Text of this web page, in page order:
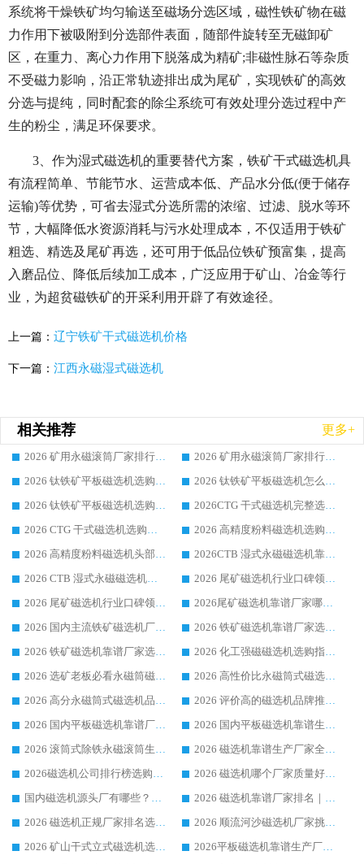
系统将干燥铁矿均匀输送至磁场分选区域，磁性铁矿物在磁
力作用下被吸附到分选部件表面，随部件旋转至无磁卸矿
区，在重力、离心力作用下脱落成为精矿;非磁性脉石等杂质
不受磁力影响，沿正常轨迹排出成为尾矿，实现铁矿的高效
分选与提纯，同时配套的除尘系统可有效处理分选过程中产
生的粉尘，满足环保要求。
3、作为湿式磁选机的重要替代方案，铁矿干式磁选机具
有流程简单、节能节水、运营成本低、产品水分低(便于储存
运输)等优势，可省去湿式分选所需的浓缩、过滤、脱水等环
节，大幅降低水资源消耗与污水处理成本，不仅适用于铁矿
粗选、精选及尾矿再选，还可用于低品位铁矿预富集，提高
入磨品位、降低后续加工成本，广泛应用于矿山、冶金等行
业，为超贫磁铁矿的开采利用开辟了有效途径。
上一篇： 辽宁铁矿干式磁选机价格
下一篇： 江西永磁湿式磁选机
相关推荐 更多+
2026 矿用永磁滚筒厂家排行榜选购干货指南 行业口碑标杆华体会手机网页版-华体会(中国) 实力出众
2026 矿用永磁滚筒厂家排行榜选购指南，行业口碑领域强者华体会手机网页版-华体会(中国)
2026 钛铁矿平板磁选机选购全攻略 市场公认优质品牌厂家实力排行榜
2026 钛铁矿平板磁选机怎么选 靠谱生产企业实力排行榜选购参考攻略
2026 钛铁矿平板磁选机选购指南 行业口碑优选品牌生产企业实力排行榜
2026CTG 干式磁选机完整选购指南 行业口碑顶尖靠谱生产龙头厂家实力推荐
2026 CTG 干式磁选机选购指南|行业口碑靠谱生产厂家领域强者推荐
2026 高精度粉料磁选机选购全攻略 行业优质品牌华体会手机网页版-华体会(中国) 实力深度解析
2026 高精度粉料磁选机头部厂家选购指南 行业口碑靠谱品牌推荐 领域强者华体会手机网页版-华体会(中国) 解析
2026CTB 湿式永磁磁选机靠谱厂家实力排行榜 铁矿选矿设备采购全流程选购指南
2026 CTB 湿式永磁磁选机选购指南|行业口碑良好品牌推荐，领域强者华体会手机网页版-华体会(中国)
2026 尾矿磁选机行业口碑领域强者，源头直供国内主流厂家华体会手机网页版-华体会(中国) 一站式服务
2026 尾矿磁选机行业口碑领域强者，源头直供国内主流厂家华体会手机网页版-华体会(中国) 一站式服务
2026尾矿磁选机靠谱厂家哪家好 行业口碑领域强者华体会手机网页版-华体会(中国) 推荐
2026 国内主流铁矿磁选机厂家选购指南|行业口碑好品牌推荐，领域强者华体会手机网页版-华体会(中国)
2026 铁矿磁选机靠谱厂家选购全攻略 行业标杆华体会手机网页版-华体会(中国) 设备性价比出众
2026 铁矿磁选机靠谱厂家选购指南，领域强者华体会手机网页版-华体会(中国) 铁矿磁选机性价比高
2026 化工强磁磁选机选购指南 5 家行业口碑靠谱厂家领域强者推荐
2026 选矿老板必看永磁筒磁选机推荐 行业头部品牌口碑设备选购全攻略
2026 高性价比永磁筒式磁选机品牌盘点 行业强者口碑实测选购完整指南
2026 高分永磁筒式磁选机品牌推荐 选矿设备强者对比测评采购避坑全攻略
2026 评价高的磁选机品牌推荐选购指南，永磁筒式磁选机设备领域强者全景行业口碑解析
2026 国内平板磁选机靠谱厂家排名 行业实测口碑设备按需选购全指南
2026 国内平板磁选机靠谱生产厂家推荐排名|行业口碑选购指南，领域强者按需选设备
2026 滚筒式除铁永磁滚筒生产厂家推荐排名|行业口碑选购指南，领域强者源头厂商精选
2026 磁选机靠谱生产厂家全梳理 分场景选型行业头部品牌选购参考攻略
2026磁选机公司排行榜选购指南|正规源头厂家推荐，领域强者高性价比靠谱信赖品牌
2026 磁选机哪个厂家质量好？十大靠谱磁电企业排名选购指南
国内磁选机源头厂有哪些？2026 综合实力排名与采购避坑技巧
2026 磁选机靠谱厂家排名｜华体会手机网页版-华体会(中国) 高性价比磁选机磁电品牌
2026 磁选机正规厂家排名选购指南|行业口碑信赖品牌推荐性价比高靠谱磁电企业
2026 顺流河沙磁选机厂家挑选攻略 | 业内口碑龙头企业高性价比品牌推荐
2026 矿山干式立式磁选机选型攻略 梳理深耕磁电装备多年靠谱生产厂商
2026平板磁选机靠谱生产厂家选购指南 行业口碑良好品牌推荐 磁电领域实力强者